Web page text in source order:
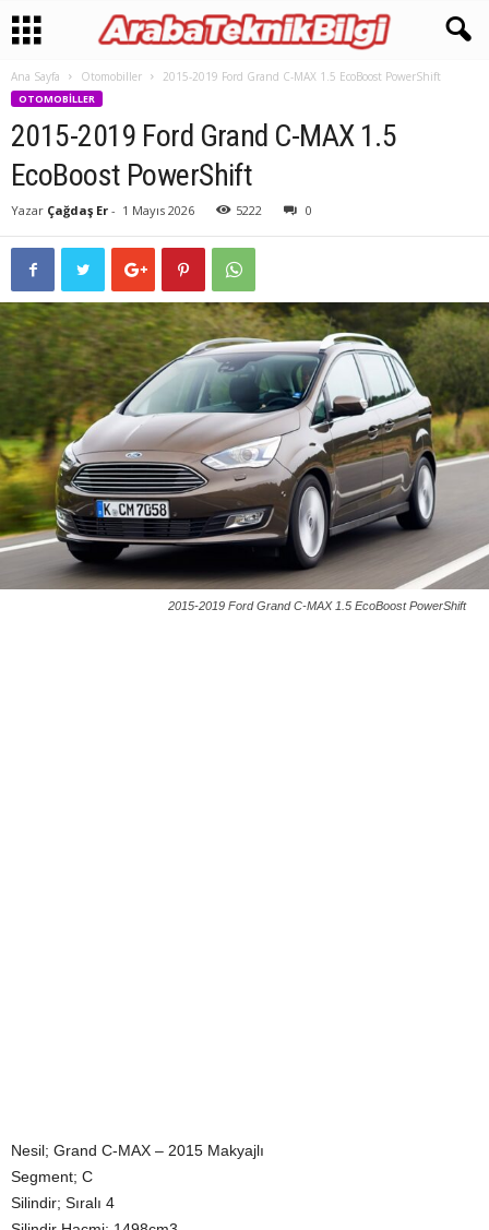
Ana Sayfa Otomobiller 2015-2019 Ford Grand C-MAX 1.5 EcoBoost PowerShift
OTOMOBILLER
2015-2019 Ford Grand C-MAX 1.5
EcoBoost PowerShift
Yazar Çağdaş Er - 1 Mayıs 2026 5222 0
2015-2019 Ford Grand C-MAX 1.5 EcoBoost PowerShift
Nesil; Grand C-MAX – 2015 Makyajlı
Segment; C
Silindir; Sıralı 4